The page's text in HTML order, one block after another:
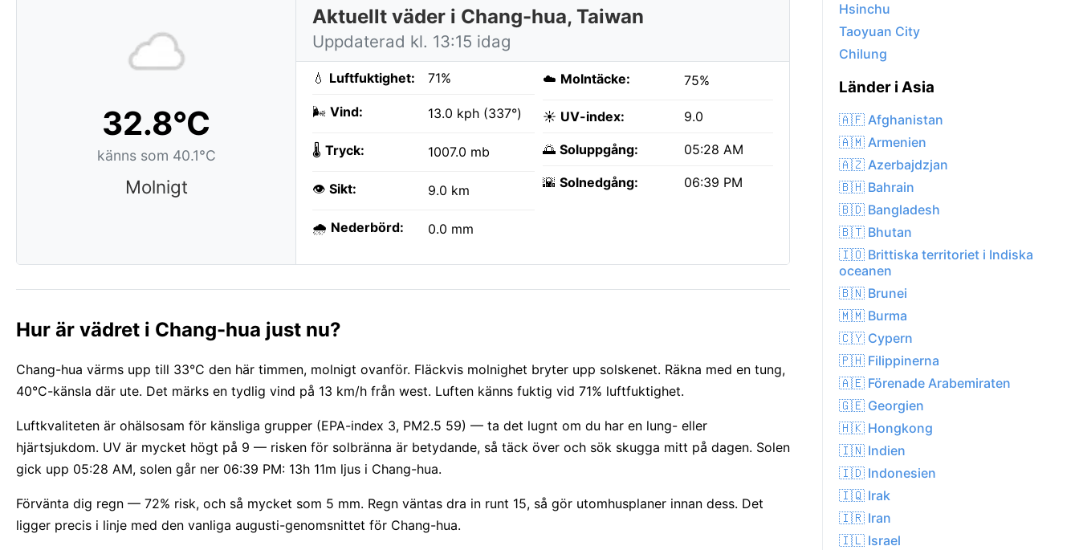
32.8°C
känns som 40.1°C
Molnigt
Aktuellt väder i Chang-hua, Taiwan
Uppdaterad kl. 13:15 idag
💧 Luftfuktighet: 71%
🌬️ Vind: 13.0 kph (337°)
🌡️ Tryck: 1007.0 mb
👁️ Sikt: 9.0 km
🌧️ Nederbörd: 0.0 mm
☁️ Molntäcke: 75%
☀️ UV-index: 9.0
🌅 Soluppgång: 05:28 AM
🌇 Solnedgång: 06:39 PM
Hur är vädret i Chang-hua just nu?
Chang-hua värms upp till 33°C den här timmen, molnigt ovanför. Fläckvis molnighet bryter upp solskenet. Räkna med en tung,
40°C-känsla där ute. Det märks en tydlig vind på 13 km/h från west. Luften känns fuktig vid 71% luftfuktighet.
Luftkvaliteten är ohälsosam för känsliga grupper (EPA-index 3, PM2.5 59) — ta det lugnt om du har en lung- eller
hjärtsjukdom. UV är mycket högt på 9 — risken för solbränna är betydande, så täck över och sök skugga mitt på dagen. Solen
gick upp 05:28 AM, solen går ner 06:39 PM: 13h 11m ljus i Chang-hua.
Förvänta dig regn — 72% risk, och så mycket som 5 mm. Regn väntas dra in runt 15, så gör utomhusplaner innan dess. Det
ligger precis i linje med den vanliga augusti-genomsnittet för Chang-hua.
Hsinchu
Taoyuan City
Chilung
Länder i Asia
🇦🇫 Afghanistan
🇦🇲 Armenien
🇦🇿 Azerbajdzjan
🇧🇭 Bahrain
🇧🇩 Bangladesh
🇧🇹 Bhutan
🇮🇴 Brittiska territoriet i Indiska
oceanen
🇧🇳 Brunei
🇲🇲 Burma
🇨🇾 Cypern
🇵🇭 Filippinerna
🇦🇪 Förenade Arabemiraten
🇬🇪 Georgien
🇭🇰 Hongkong
🇮🇳 Indien
🇮🇩 Indonesien
🇮🇶 Irak
🇮🇷 Iran
🇮🇱 Israel